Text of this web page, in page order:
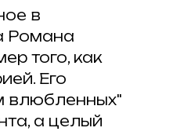
в
Романа
того, как
Его
влюбленных"
а целый